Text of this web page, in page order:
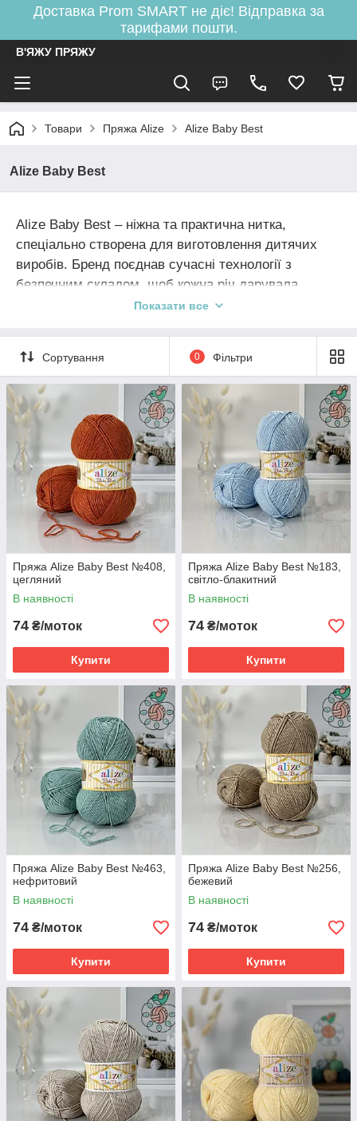
Доставка Prom SMART не діє! Відправка за
тарифами пошти.
В'ЯЖУ ПРЯЖУ
Товари Пряжа Alize Alize Baby Best
Alize Baby Best
Alize Baby Best – ніжна та практична нитка,
спеціально створена для виготовлення дитячих
виробів. Бренд поєднав сучасні технології з
безпечним складом, щоб кожна річ дарувала
комфорт з перших днів життя малюка.
Пряжа містить бамбук і акрил, що забезпечує
м’якість, легкість і зносостійкість. Полотно
виходить рівним, приємним до тіла та тримає
форму навіть після активного носіння.
Кольорова палітра Alize Baby Best
Показати все
Сортування 0 Фільтри
Пряжа Alize Baby Best №408,
цегляний
В наявності
74 ₴/моток
Купити
Пряжа Alize Baby Best №183,
світло-блакитний
В наявності
74 ₴/моток
Купити
Пряжа Alize Baby Best №463,
нефритовий
В наявності
74 ₴/моток
Купити
Пряжа Alize Baby Best №256,
бежевий
В наявності
74 ₴/моток
Купити